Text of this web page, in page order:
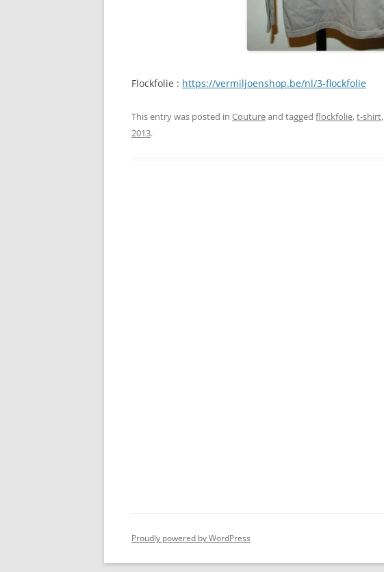
Flockfolie : https://vermiljoenshop.be/nl/3-flockfolie
This entry was posted in Coutureand tagged flockfolie,t-shirt,
2013.
Proudly powered by WordPress